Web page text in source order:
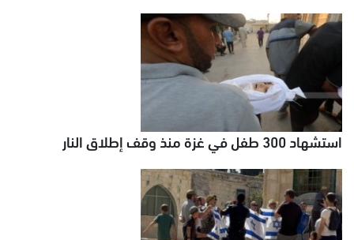
استشهاد 300 طفل في غزة منذ وقف إطلاق النار